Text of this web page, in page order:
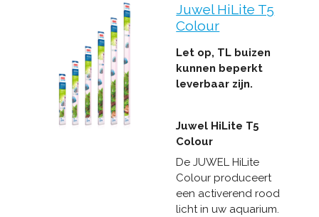
Juwel HiLite T5
Colour
Let op, TL buizen
kunnen beperkt
leverbaar zijn.
Juwel HiLite T5
Colour
De JUWEL HiLite
Colour produceert
een activerend rood
licht in uw aquarium.